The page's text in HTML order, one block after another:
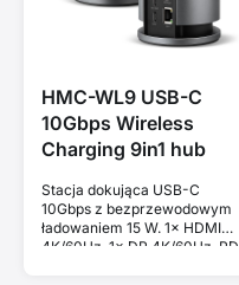
HMC-WL9 USB-C
10Gbps Wireless
Charging 9in1 hub
Stacja dokująca USB-C
10Gbps z bezprzewodowym
ładowaniem 15 W. 1× HDMI
4K/60Hz, 1× DP 4K/60Hz, PD